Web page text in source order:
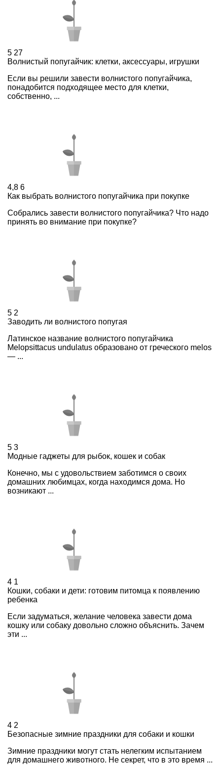
5 27
Волнистый попугайчик: клетки, аксессуары, игрушки
Если вы решили завести волнистого попугайчика,
понадобится подходящее место для клетки,
собственно, ...
4,8 6
Как выбрать волнистого попугайчика при покупке
Собрались завести волнистого попугайчика? Что надо
принять во внимание при покупке?
5 2
Заводить ли волнистого попугая
Латинское название волнистого попугайчика
Melopsittacus undulatus образовано от греческого melos
— ...
5 3
Модные гаджеты для рыбок, кошек и собак
Конечно, мы с удовольствием заботимся о своих
домашних любимцах, когда находимся дома. Но
возникают ...
4 1
Кошки, собаки и дети: готовим питомца к появлению
ребенка
Если задуматься, желание человека завести дома
кошку или собаку довольно сложно объяснить. Зачем
эти ...
4 2
Безопасные зимние праздники для собаки и кошки
Зимние праздники могут стать нелегким испытанием
для домашнего животного. Не секрет, что в это время ...